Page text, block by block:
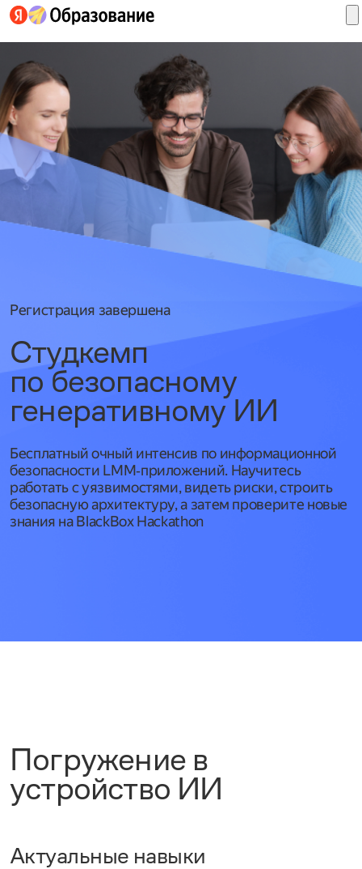
Войти
Регистрация завершена
Студкемп
по безопасному
генеративному ИИ
Бесплатный очный интенсив по информационной
безопасности LMM‑приложений. Научитесь
работать с уязвимостями, видеть риски, строить
безопасную архитектуру, а затем проверите новые
знания на BlackBox Hackathon
Погружение в
устройство ИИ
Актуальные навыки